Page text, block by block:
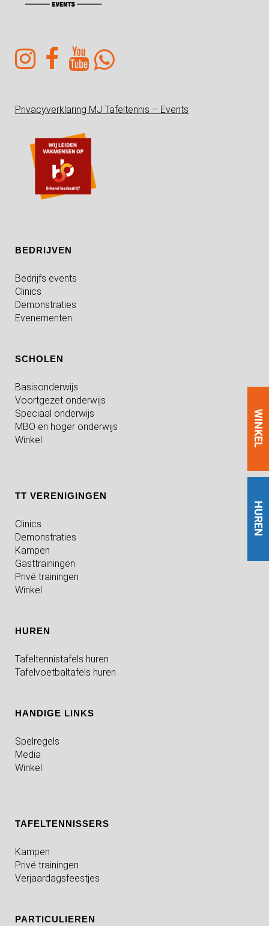
HUREN
WINKEL
Privacyverklaring MJ Tafeltennis – Events
BEDRIJVEN
Bedrijfs events
Clinics
Demonstraties
Evenementen
SCHOLEN
Basisonderwijs
Voortgezet onderwijs
Speciaal onderwijs
MBO en hoger onderwijs
Winkel
TT VERENIGINGEN
Clinics
Demonstraties
Kampen
Gasttrainingen
Privé trainingen
Winkel
HUREN
Tafeltennistafels huren
Tafelvoetbaltafels huren
HANDIGE LINKS
Spelregels
Media
Winkel
TAFELTENNISSERS
Kampen
Privé trainingen
Verjaardagsfeestjes
PARTICULIEREN